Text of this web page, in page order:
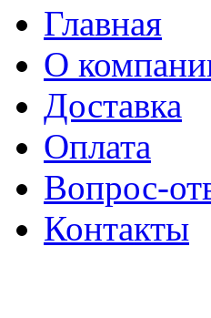
Главная
О
Доставка
Оплата
Вопрос-
Контакты